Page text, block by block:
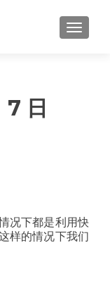
MENU
日
况下都是利用快
样的情况下我们